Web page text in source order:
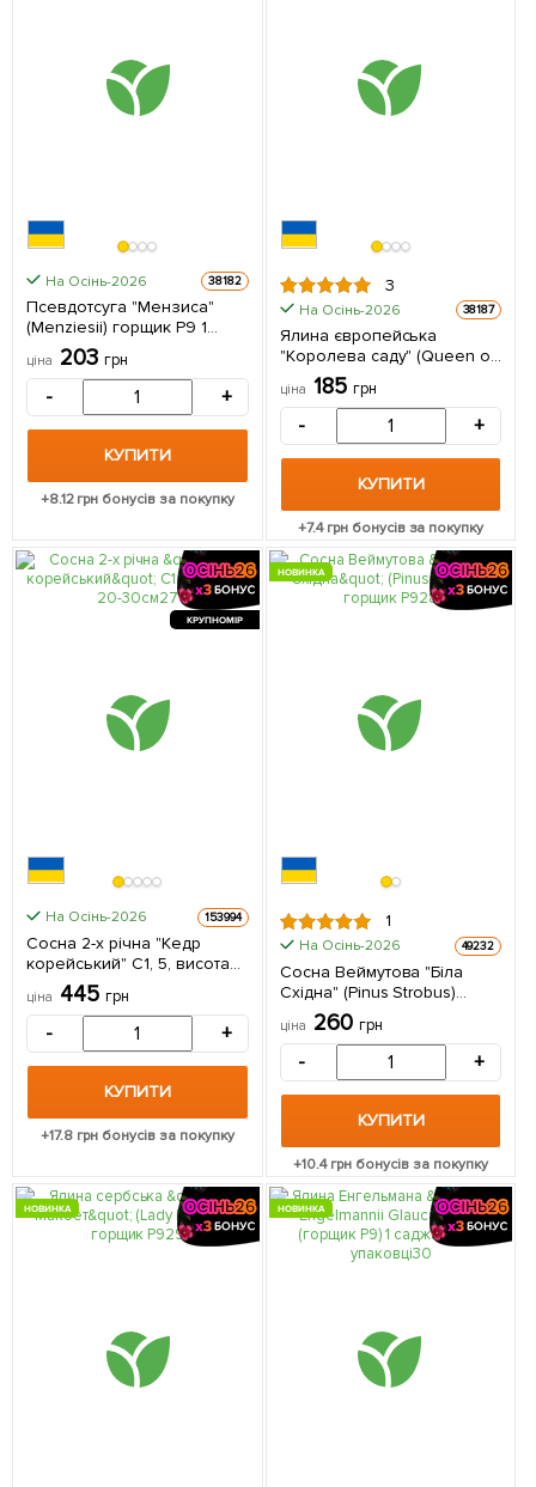
На Осінь-2026 38182
Псевдотсуга "Мензиса"
(Menziesii) горщик P9 1
саджанець в упаковці
ціна 203 грн
- +
КУПИТИ
+8.12грн бонусів за покупку
3
На Осінь-2026 38187
Ялина європейська
"Королева саду" (Queen of
the garden) горщик P9 1
саджанець в упаковці
ціна 185 грн
- +
КУПИТИ
+7.4грн бонусів за покупку
КРУПНОМІР
На Осінь-2026 153994
Сосна 2-х річна "Кедр
корейський" С1, 5, висота
20-30см 1 саджанець в
упаковці
ціна 445 грн
- +
КУПИТИ
+17.8 грн бонусів за покупку
НОВИНКА
1
На Осінь-2026 49232
Сосна Веймутова "Біла
Східна" (Pinus Strobus)
горщик P9 1 саджанець в
упаковці
ціна 260 грн
- +
КУПИТИ
+10.4грн бонусів за покупку
НОВИНКА НОВИНКА